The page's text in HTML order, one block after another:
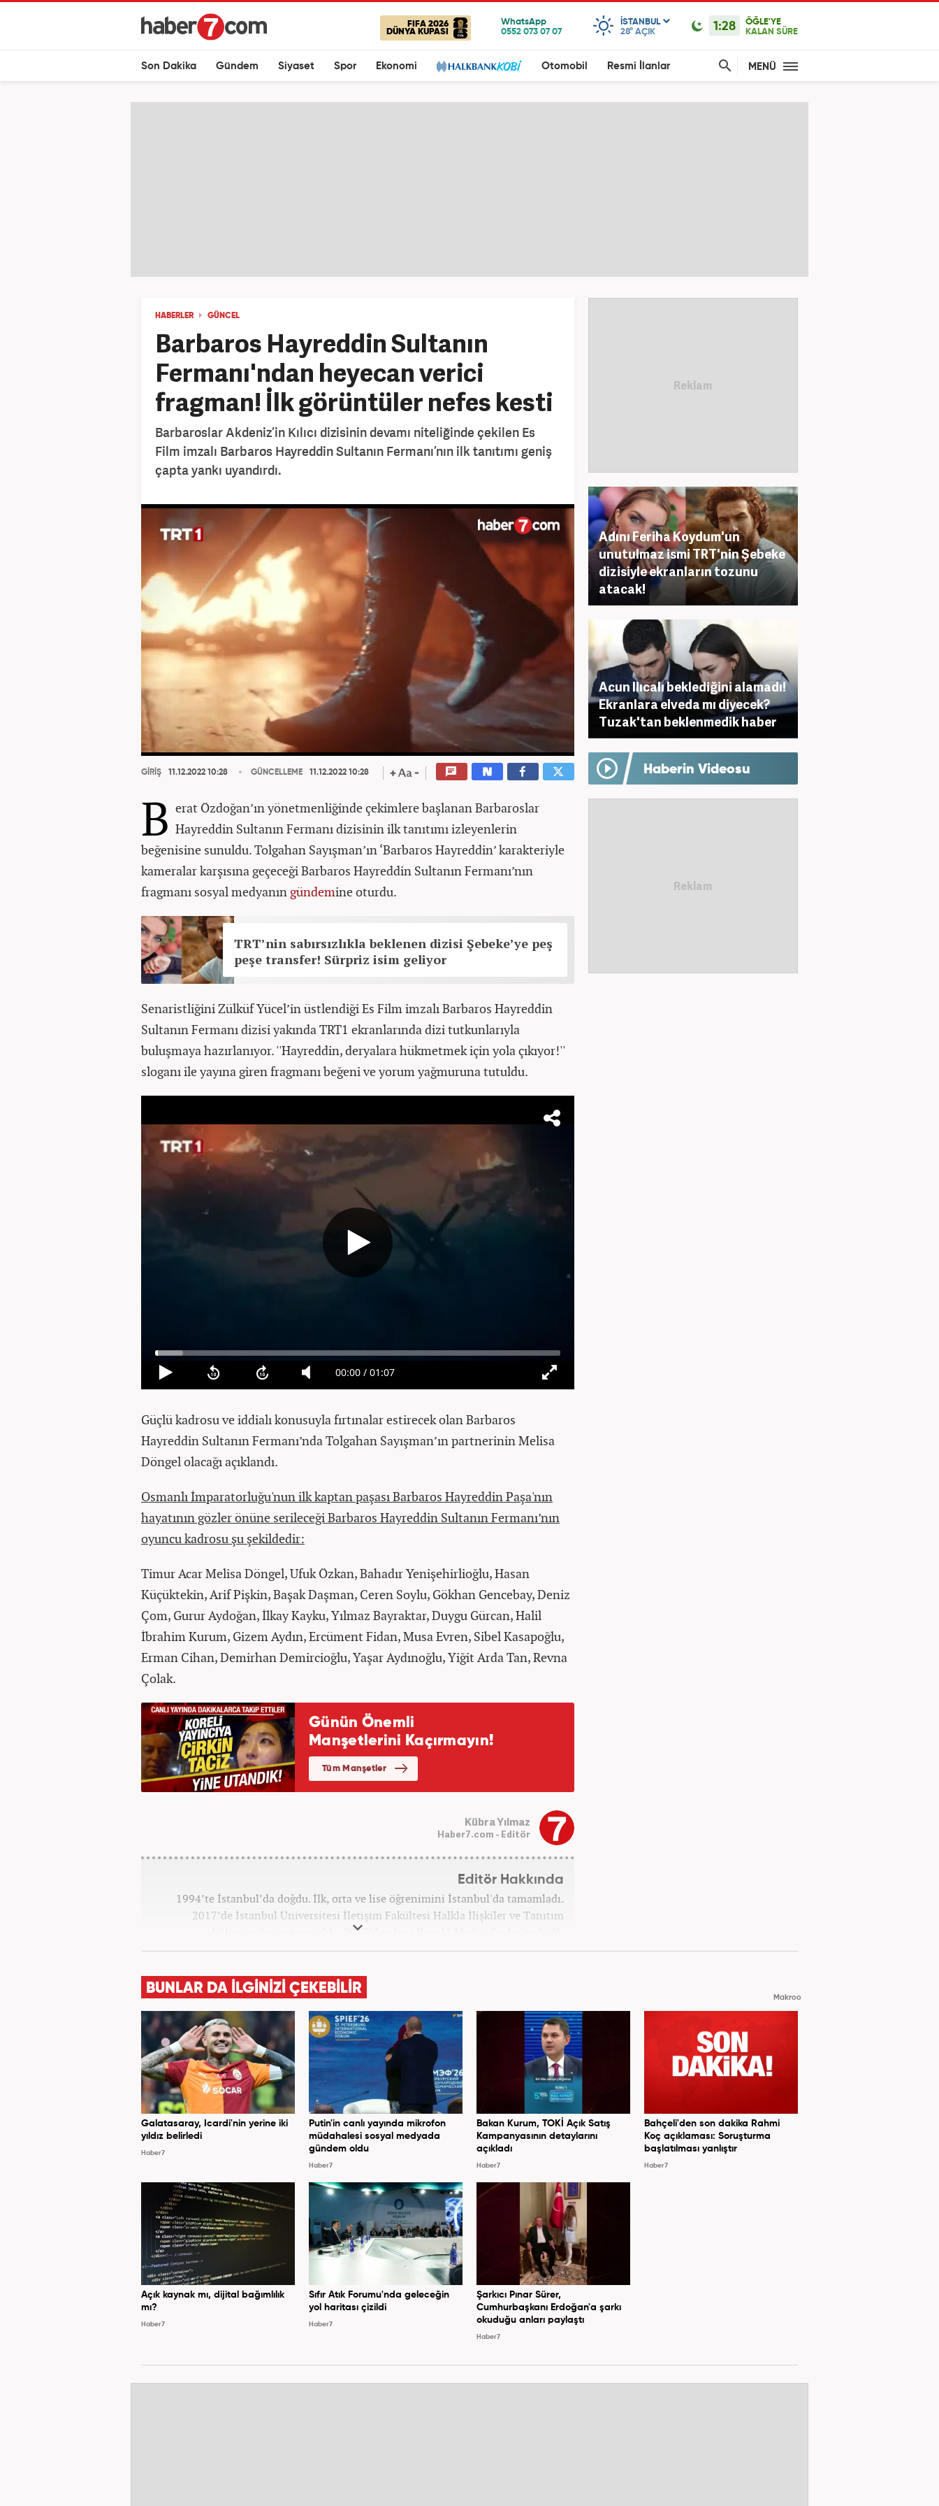
FIFA 2026
DÜNYA KUPASI
ISTANBUL
28° AÇIK 1:28
ÖĞLE'YE
KALAN SÜRE
Son Dakika Gündem Siyaset Spor Ekonomi Otomobil Resmi İlanlar MENÜ
HABERLER GÜNCEL
Barbaros Hayreddin Sultanın
Fermanı'ndan heyecan verici
fragman! İlk görüntüler nefes kesti
Barbaroslar Akdeniz’in Kılıcı dizisinin devamı niteliğinde çekilen Es
Film imzalı Barbaros Hayreddin Sultanın Fermanı’nın ilk tanıtımı geniş
çapta yankı uyandırdı.
GİRİŞ 11.12.2022 10:28 GÜNCELLEME 11.12.2022 10:28
B erat Özdoğan’ın yönetmenliğinde çekimlere başlanan Barbaroslar
Hayreddin Sultanın Fermanı dizisinin ilk tanıtımı izleyenlerin
beğenisine sunuldu. Tolgahan Sayışman’ın ‘Barbaros Hayreddin’ karakteriyle
kameralar karşısına geçeceği Barbaros Hayreddin Sultanın Fermanı’nın
fragmanı sosyal medyanın gündemine oturdu.
TRT’nin sabırsızlıkla beklenen dizisi Şebeke’ye peş
peşe transfer! Sürpriz isim geliyor
Senaristliğini Zülküf Yücel’in üstlendiği Es Film imzalı Barbaros Hayreddin
Sultanın Fermanı dizisi yakında TRT1 ekranlarında dizi tutkunlarıyla
buluşmaya hazırlanıyor. ''Hayreddin, deryalara hükmetmek için yola çıkıyor!''
sloganı ile yayına giren fragmanı beğeni ve yorum yağmuruna tutuldu.
Güçlü kadrosu ve iddialı konusuyla fırtınalar estirecek olan Barbaros
Hayreddin Sultanın Fermanı’nda Tolgahan Sayışman’ın partnerinin Melisa
Döngel olacağı açıklandı.
Osmanlı İmparatorluğu'nun ilk kaptan paşası Barbaros Hayreddin Paşa'nın
hayatının gözler önüne serileceği Barbaros Hayreddin Sultanın Fermanı’nın
oyuncu kadrosu şu şekildedir:
Timur Acar Melisa Döngel, Ufuk Özkan, Bahadır Yenişehirlioğlu, Hasan
Küçüktekin, Arif Pişkin, Başak Daşman, Ceren Soylu, Gökhan Gencebay, Deniz
Çom, Gurur Aydoğan, İlkay Kayku, Yılmaz Bayraktar, Duygu Gürcan, Halil
İbrahim Kurum, Gizem Aydın, Ercüment Fidan, Musa Evren, Sibel Kasapoğlu,
Erman Cihan, Demirhan Demircioğlu, Yaşar Aydınoğlu, Yiğit Arda Tan, Revna
Çolak.
Kübra Yılmaz
Haber7.com - Editör
Editör Hakkında
1994’te İstanbul’da doğdu. İlk, orta ve lise öğrenimini İstanbul'da tamamladı.
2017’de İstanbul Üniversitesi İletişim Fakültesi Halkla İlişkiler ve Tanıtım
bölümünden mezun oldu. 2017’den beri Kanal7 Medya Grubu’na bağlı
Haber7.com bünyesinde mesleki hayatına devam etmektedir.
Adını Feriha Koydum'un
unutulmaz ismi TRT'nin Şebeke
dizisiyle ekranların tozunu
atacak!
Acun Ilıcalı beklediğini alamadı!
Ekranlara elveda mı diyecek?
Tuzak'tan beklenmedik haber
Haberin Videosu
BUNLAR DA İLGİNİZİ ÇEKEBİLİR
Makroo
Galatasaray, Icardi'nin yerine iki
yıldız belirledi
Haber7
Putin'in canlı yayında mikrofon
müdahalesi sosyal medyada
gündem oldu
Haber7
Bakan Kurum, TOKİ Açık Satış
Kampanyasının detaylarını
açıkladı
Haber7
Bahçeli'den son dakika Rahmi
Koç açıklaması: Soruşturma
başlatılması yanlıştır
Haber7
Açık kaynak mı, dijital bağımlılık
mı?
Haber7
Sıfır Atık Forumu'nda geleceğin
yol haritası çizildi
Haber7
Şarkıcı Pınar Sürer,
Cumhurbaşkanı Erdoğan'a şarkı
okuduğu anları paylaştı
Haber7